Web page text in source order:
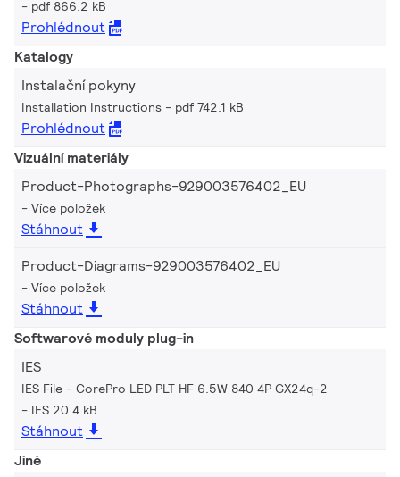
pdf 866.2 kB
Prohlédnout
Katalogy
Instalační pokyny
Installation Instructions pdf 742.1 kB
Prohlédnout
Vizuální materiály
Product-Photographs-929003576402_EU
Více položek
Stáhnout
Product-Diagrams-929003576402_EU
Více položek
Stáhnout
Softwarové moduly plug-in
IES
IES File - CorePro LED PLT HF 6.5W 840 4P GX24q-2
IES 20.4 kB
Stáhnout
Jiné